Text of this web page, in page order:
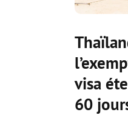
visa
60